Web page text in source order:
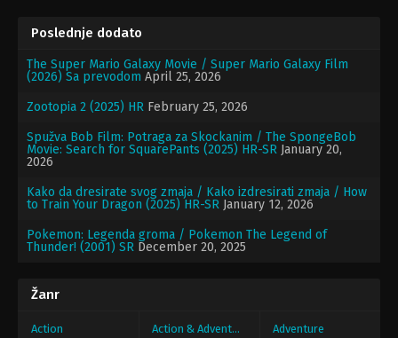
Poslednje dodato
The Super Mario Galaxy Movie / Super Mario Galaxy Film
(2026) Sa prevodom April 25, 2026
Zootopia 2 (2025) HR February 25, 2026
Spužva Bob Film: Potraga za Skockanim / The SpongeBob
Movie: Search for SquarePants (2025) HR-SR January 20,
2026
Kako da dresirate svog zmaja / Kako izdresirati zmaja / How
to Train Your Dragon (2025) HR-SR January 12, 2026
Pokemon: Legenda groma / Pokemon The Legend of
Thunder! (2001) SR December 20, 2025
Žanr
Action Action & Adventure
Adventure